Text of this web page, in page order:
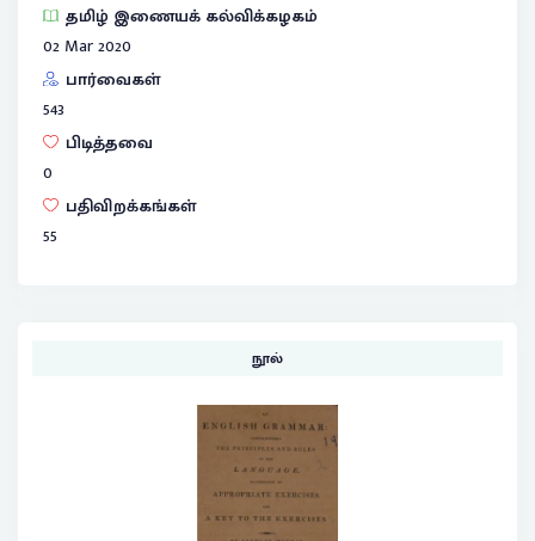
தமிழ் இணையக் கல்விக்கழகம்
02 Mar 2020
பார்வைகள்
543
பிடித்தவை
0
பதிவிறக்கங்கள்
55
நூல்